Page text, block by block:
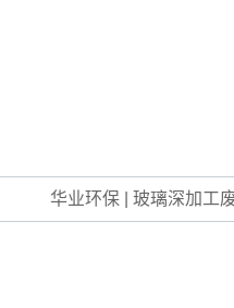
华业环保 | 玻璃深加工